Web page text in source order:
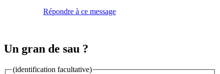
Répondre à ce message
Un gran de sau ?
(identification facultative)